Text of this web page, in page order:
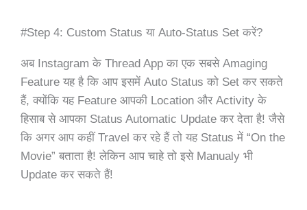
#Step 4: Custom Status या Auto-Status Set करें?
अब Instagram के Thread App का एक सबसे Amaging
Feature यह है कि आप इसमें Auto Status को Set कर सकते
हैं, क्योंकि यह Feature आपकी Location और Activity के
हिसाब से आपका Status Automatic Update कर देता है! जैसे
कि अगर आप कहीं Travel कर रहे हैं तो यह Status में “On the
Movie” बताता है! लेकिन आप चाहे तो इसे Manualy भी
Update कर सकते हैं!